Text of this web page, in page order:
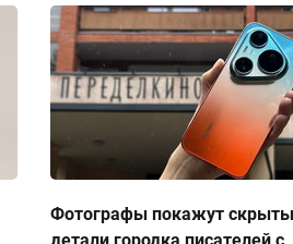
Фотографы покажут